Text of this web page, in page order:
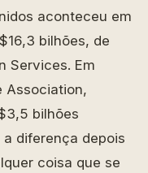
aconteceu em
bilhões, de
Services. Em
Association,
bilhões
a diferença depois
coisa que se